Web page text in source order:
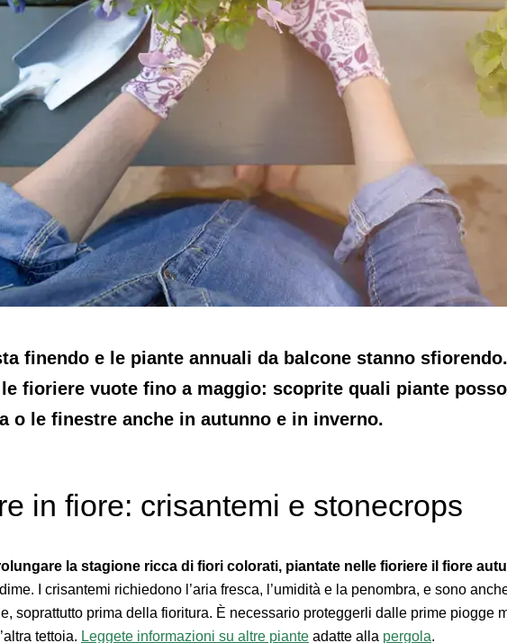
finendo e le piante annuali da balcone stanno
fioriere vuote fino a maggio: scoprite quali piante
o le finestre anche in autunno e in inverno.
in fiore: crisantemi e stonecrops
la stagione ricca di fiori colorati, piantate nelle fioriere il fiore
I crisantemi richiedono l’aria fresca, l’umidità e la penombra, e sono
soprattutto prima della fioritura. È necessario proteggerli dalle prime piogge
tettoia. Leggete informazioni su altre piante adatte alla pergola.